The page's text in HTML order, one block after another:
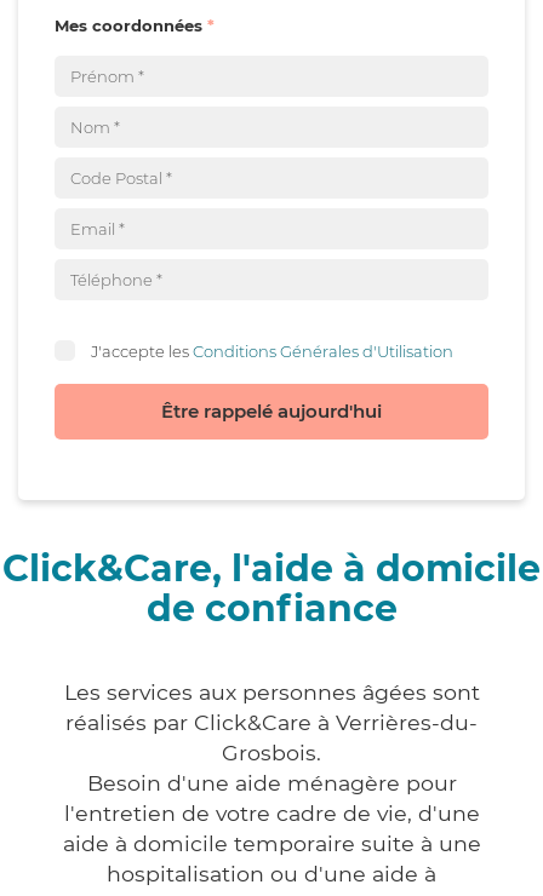
Mes coordonnées
J'accepte lesConditions Générales d'Utilisation
Être rappelé aujourd'hui
Click&Care, l'aide à domicile
de confiance
Les services aux personnes âgées sont
réalisés par Click&Care à Verrières-du-
Grosbois.
Besoin d'une aide ménagère pour
l'entretien de votre cadre de vie, d'une
aide à domicile temporaire suite à une
hospitalisation ou d'une aide à